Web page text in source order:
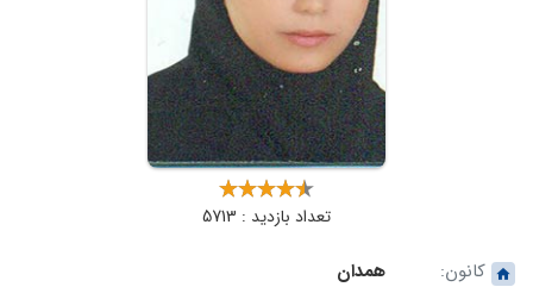
تعداد بازدید : 5713
کانون:
همدان